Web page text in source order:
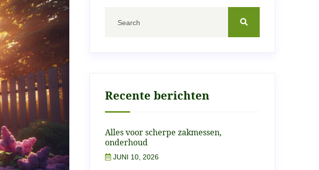
Recente berichten
Alles voor scherpe zakmessen,
onderhoud
JUNI 10, 2026